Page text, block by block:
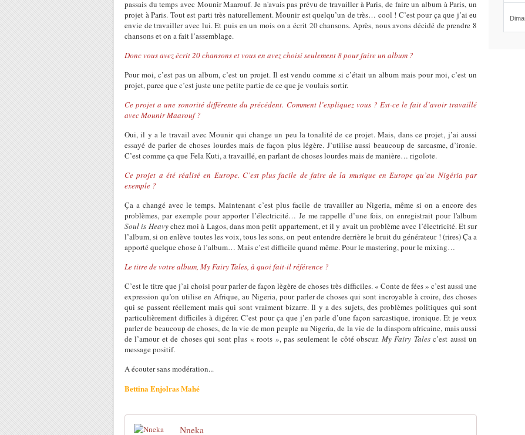
passais du temps avec Mounir Maarouf. Je n'avais pas prévu de travailler à Paris, de faire un album à Paris, un
projet à Paris. Tout est parti très naturellement. Mounir est quelqu’un de très… cool ! C’est pour ça que j’ai eu
envie de travailler avec lui. Et puis en un mois on a écrit 20 chansons. Après, nous avons décidé de prendre 8
chansons et on a fait l’assemblage.
Donc vous avez écrit 20 chansons et vous en avez choisi seulement 8 pour faire un album ?
Pour moi, c’est pas un album, c’est un projet. Il est vendu comme si c’était un album mais pour moi, c’est un
projet, parce que c’est juste une petite partie de ce que je voulais sortir.
Ce projet a une sonorité différente du précédent. Comment l’expliquez vous ? Est-ce le fait d’avoir travaillé
avec Mounir Maarouf ?
Oui, il y a le travail avec Mounir qui change un peu la tonalité de ce projet. Mais, dans ce projet, j’ai aussi
essayé de parler de choses lourdes mais de façon plus légère. J’utilise aussi beaucoup de sarcasme, d’ironie.
C’est comme ça que Fela Kuti, a travaillé, en parlant de choses lourdes mais de manière… rigolote.
Ce projet a été réalisé en Europe. C’est plus facile de faire de la musique en Europe qu’au Nigéria par
exemple ?
Ça a changé avec le temps. Maintenant c’est plus facile de travailler au Nigeria, même si on a encore des
problèmes, par exemple pour apporter l’électricité… Je me rappelle d’une fois, on enregistrait pour l'album
Soul is Heavychez moi à Lagos, dans mon petit appartement, et il y avait un problème avec l’électricité. Et sur
l’album, si on enlève toutes les voix, tous les sons, on peut entendre derrière le bruit du générateur ! (rires) Ça a
apporté quelque chose à l’album… Mais c’est difficile quand même. Pour le mastering, pour le mixing…
Le titre de votre album, My Fairy Tales, à quoi fait-il référence ?
C’est le titre que j’ai choisi pour parler de façon lègère de choses très difficiles. « Conte de fées » c’est aussi une
expression qu’on utilise en Afrique, au Nigeria, pour parler de choses qui sont incroyable à croire, des choses
qui se passent réellement mais qui sont vraiment bizarre. Il y a des sujets, des problèmes politiques qui sont
particulièrement difficiles à digérer. C’est pour ça que j’en parle d’une façon sarcastique, ironique. Et je veux
parler de beaucoup de choses, de la vie de mon peuple au Nigeria, de la vie de la diaspora africaine, mais aussi
de l’amour et de choses qui sont plus « roots », pas seulement le côté obscur. My Fairy Talesc’est aussi un
message positif.
A écouter sans modération...
Bettina Enjolras Mahé
Nneka